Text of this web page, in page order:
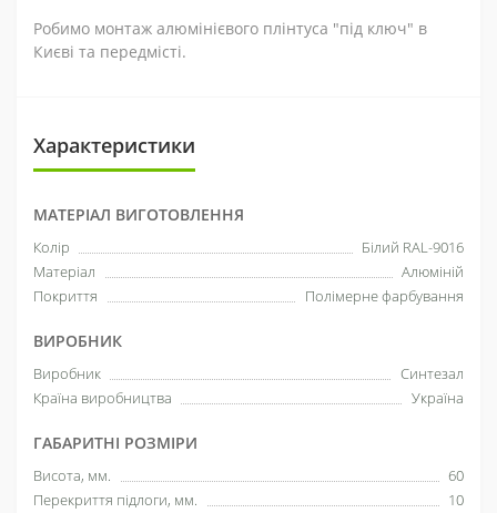
Робимо монтаж алюмінієвого плінтуса "під ключ" в
Києві та передмісті.
Характеристики
МАТЕРІАЛ ВИГОТОВЛЕННЯ
Колір
Білий RAL-9016
Матеріал
Алюміній
Покриття
Полімерне фарбування
ВИРОБНИК
Виробник
Синтезал
Країна виробництва
Україна
ГАБАРИТНІ РОЗМІРИ
Висота, мм.
60
Перекриття підлоги, мм.
10